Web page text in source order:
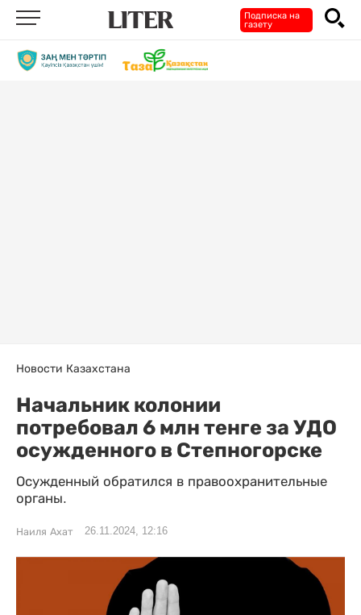
Подписка на
газету
Новости Казахстана
Начальник колонии
потребовал 6 млн тенге за УДО
осужденного в Степногорске
Осужденный обратился в правоохранительные
органы.
Наиля Ахат 26.11.2024, 12:16